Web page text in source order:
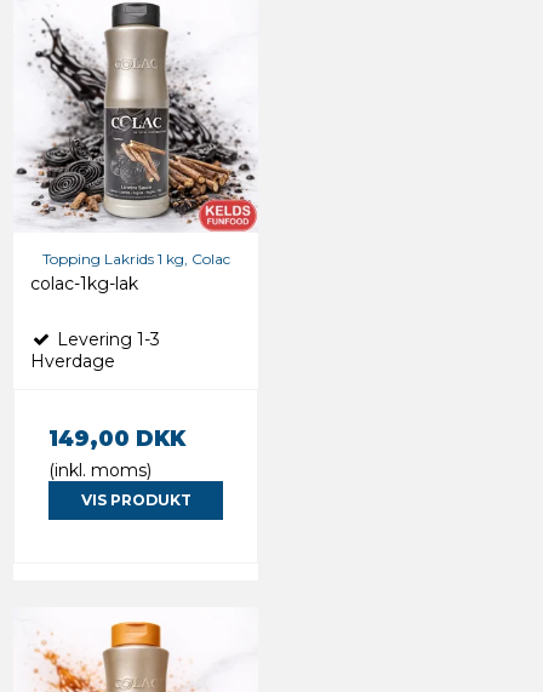
Topping Lakrids 1 kg, Colac
colac-1kg-lak
Levering 1-3
Hverdage
149,00 DKK
(inkl. moms)
VIS PRODUKT